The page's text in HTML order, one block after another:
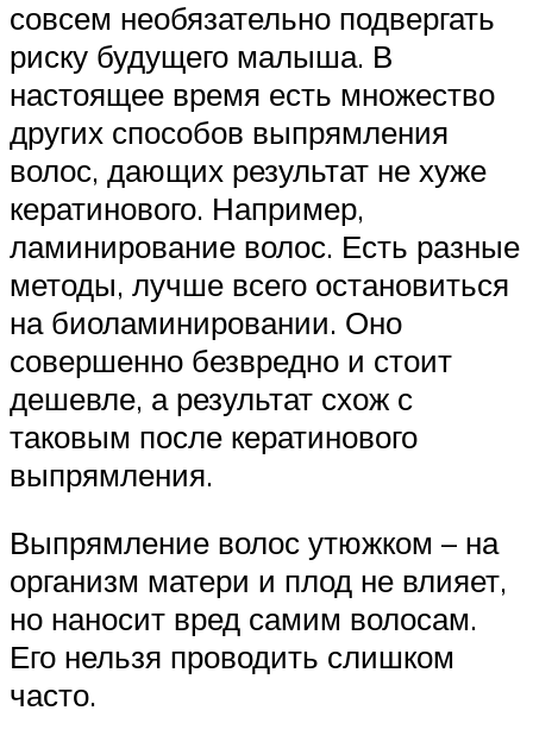
совсем необязательно подвергать
риску будущего малыша. В
настоящее время есть множество
других способов выпрямления
волос, дающих результат не хуже
кератинового. Например,
ламинирование волос. Есть разные
методы, лучше всего остановиться
на биоламинировании. Оно
совершенно безвредно и стоит
дешевле, а результат схож с
таковым после кератинового
выпрямления.
Выпрямление волос утюжком – на
организм матери и плод не влияет,
но наносит вред самим волосам.
Его нельзя проводить слишком
часто.